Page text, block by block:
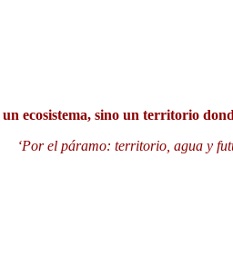
ecosistema, sino un territorio
‘Por el páramo: territorio, agua y